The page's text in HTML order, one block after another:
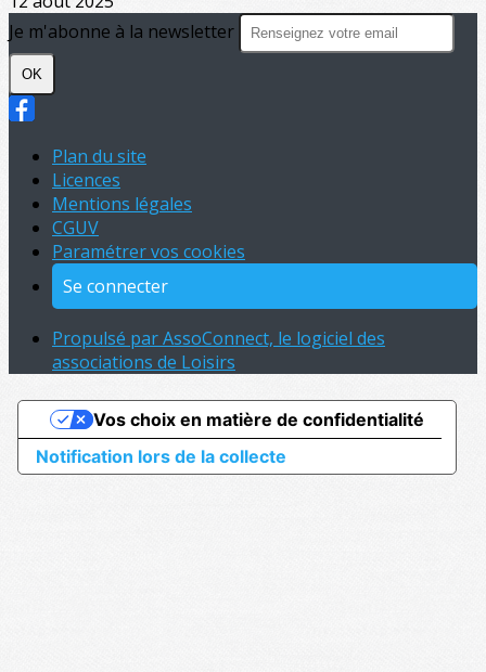
Je m'abonne à la newsletter
OK
Plan du site
Licences
Mentions légales
CGUV
Paramétrer vos cookies
Se connecter
Propulsé par AssoConnect, le logiciel des
associations de Loisirs
Notification lors de la collecte
Vos choix en matière de confidentialité